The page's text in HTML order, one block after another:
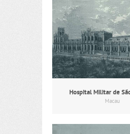
Hospital Militar de
Macau